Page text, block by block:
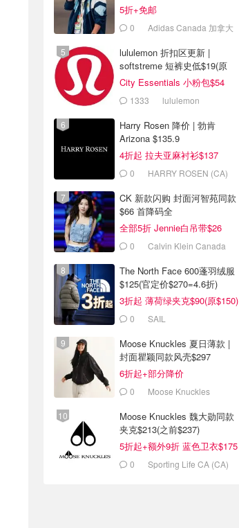
5折+免邮
0
Adidas Canada 加拿大
lululemon 折扣区更新 |
softstreme 短裤史低$19(原
$88)
City Essentials 小粉包$54
1333 lululemon
Harry Rosen 降价 | 勃肯
Arizona $135.9
4折起 拉夫亚麻衬衫$137
0 HARRY ROSEN (CA)
CK 新款闪购 封面河智苑同款
$66 首降码全
全部5折 Jennie白吊带$26
0 Calvin Klein Canada
The North Face 600蓬羽绒服
$125(官定价$270=4.6折)
3折起 薄荷绿夹克$90(原$150)
0 SAIL
Moose Knuckles 夏日薄款 |
封面瞿颖同款风壳$297
6折起+部分降价
0 Moose Knuckles
Moose Knuckles 魏大勋同款
夹克$213(之前$237)
5折起+额外9折 蓝色卫衣$175
0 Sporting Life CA (CA)